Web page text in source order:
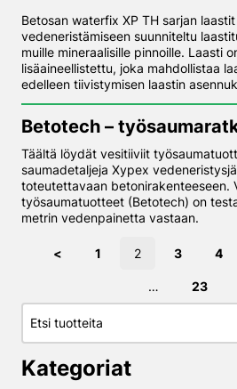
Betosan waterfix XP TH sarjan
vedeneristämiseen suunniteltu
muille mineraalisille pinnoille. Laasti
lisäaineellistettu, joka mahdollistaa
edelleen tiivistymisen laastin
Betotech –
Täältä löydät vesitiiviit
saumadetaljeja Xypex
toteutettavaan betonirakenteeseen.
työsaumatuotteet (Betotech) on
metrin vedenpainetta vastaan.
Artikkelien sivutus
< Sivu
1 Sivu
2 Sivu
3 Sivu
4
… Sivu
23
Kategoriat